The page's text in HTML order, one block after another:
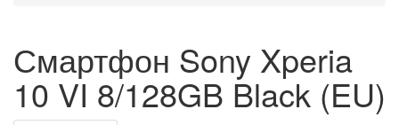
Смартфон Sony Xperia
10 VI 8/128GB Black (EU)